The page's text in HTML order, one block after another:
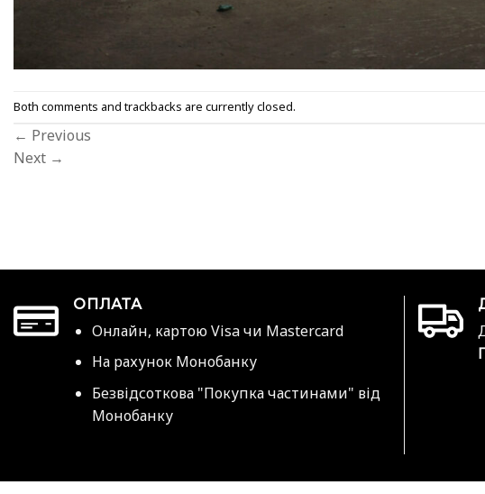
Both comments and trackbacks are currently closed.
← Previous
Next →
ОПЛАТА
Онлайн, картою Visa чи Mastercard
На рахунок Монобанку
Безвідсоткова "Покупка частинами" від
Монобанку